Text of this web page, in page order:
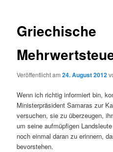
Griechische
Veröffentlicht am24. August 2012
Wenn ich richtig informiert bin,
Ministerpräsident Samaras zur
versuchen, sie zu überzeugen,
um seine aufmüpfigen
noch einmal daran zu erinnern,
bevorstehen.